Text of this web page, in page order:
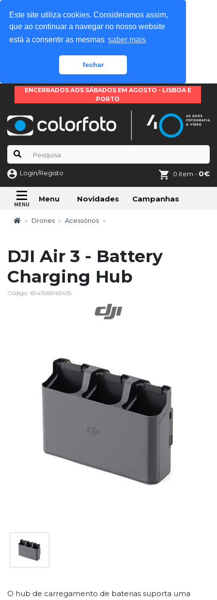
Este site utiliza cookies. Consideramos assim,
que ao continuar a navegar no nosso website
está a consentir as mesmas saber mais
fechar
ENCERRADOS AOS SÁBADOS EM AGOSTO - LISBOA E
PORTO
Login/Registo 0 item - 0€
Menu Novidades Campanhas
Drones Acessórios
DJI Air 3 - Battery
Charging Hub
Código: 6941565965455
O hub de carregamento de baterias suporta uma